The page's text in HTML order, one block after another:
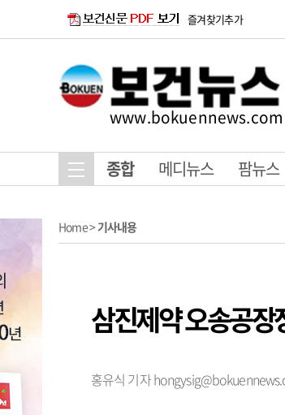
즐겨찾기추가
www.bokuennews.com
종합 메디뉴스 팜뉴스
Home>기사내용
삼진제약 오송공장
홍유식 기자